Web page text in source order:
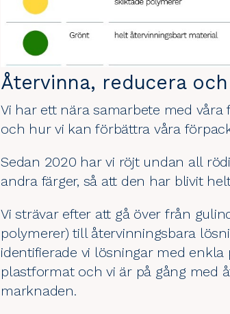
Återvinna, reducera
Vi har ett nära samarbete med
och hur vi kan förbättra våra
Sedan 2020 har vi röjt undan all
andra färger, så att den har blivit
Vi strävar efter att gå över från
polymerer) till återvinningsbara
identifierade vi lösningar med
plastformat och vi är på gång med
marknaden.